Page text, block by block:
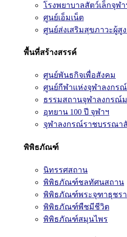
โรงพยาบาลสัตว์เล็กจุฬา
ศูนย์เอ็มเน็ต
ศูนย์ส่งเสริมสุขภาวะผู้สู
พื้นที่สร้างสรรค์
ศูนย์พันธกิจเพื่อสังคม
ศูนย์กีฬาแห่งจุฬาลงกร
ธรรมสถานจุฬาลงกรณ์
อุทยาน 100 ปี จุฬาฯ
จุฬาลงกรณ์ราชบรรณา
พิพิธภัณฑ์
นิทรรศสถาน
พิพิธภัณฑ์ชลทัศนสถาน
พิพิธภัณฑ์พระจุฑาธุชร
พิพิธภัณฑ์พืชมีชีวิต
พิพิธภัณฑ์สมุนไพร